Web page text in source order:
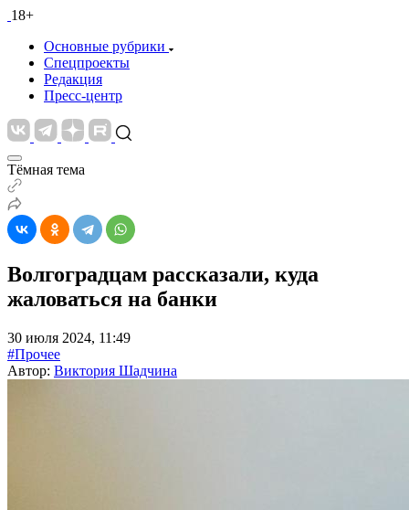
18+
Основные рубрики
Спецпроекты
Редакция
Пресс-центр
Тёмная тема
Волгоградцам рассказали, куда
жаловаться на банки
30 июля 2024, 11:49
#Прочее
Автор: Виктория Шадчина